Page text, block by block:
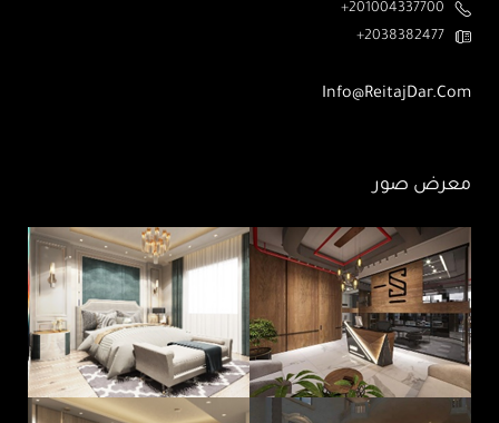
201004337700+
2038382477+
Info@ReitajDar.com
معرض صور